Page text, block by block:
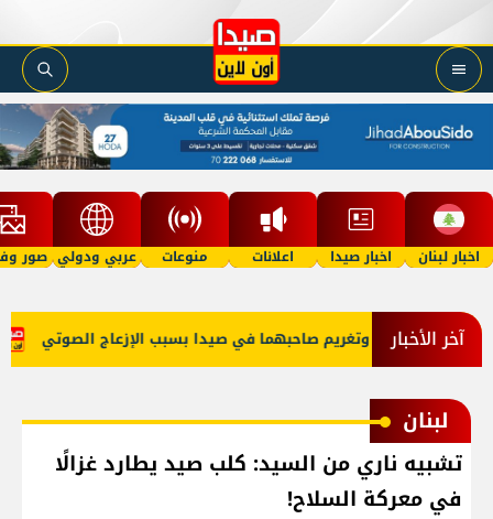
اخبار لبنان اخبار صيدا اعلانات منوعات عربي ودولي صور
آخر الأخبار
'توكتوك' وتغريم صاحبهما في صيدا بسبب الإزعاج الصوتي
لبنان
تشبيه ناري من السيد: كلب صيد يطارد غزالًا
في معركة السلاح!